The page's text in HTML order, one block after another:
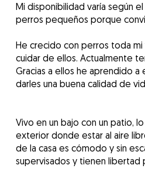
Mi disponibilidad varía según
perros pequeños porque
He crecido con perros toda mi
cuidar de ellos. Actualmente
Gracias a ellos he aprendido
darles una buena calidad de
Vivo en un bajo con un patio,
exterior donde estar al aire
de la casa es cómodo y sin
supervisados y tienen libertad